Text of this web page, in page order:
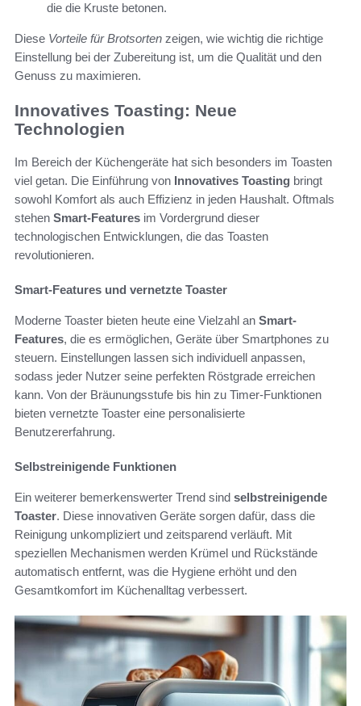
die die Kruste betonen.
Diese Vorteile für Brotsorten zeigen, wie wichtig die richtige
Einstellung bei der Zubereitung ist, um die Qualität und den
Genuss zu maximieren.
Innovatives Toasting: Neue
Technologien
Im Bereich der Küchengeräte hat sich besonders im Toasten
viel getan. Die Einführung von Innovatives Toasting bringt
sowohl Komfort als auch Effizienz in jeden Haushalt. Oftmals
stehen Smart-Features im Vordergrund dieser
technologischen Entwicklungen, die das Toasten
revolutionieren.
Smart-Features und vernetzte Toaster
Moderne Toaster bieten heute eine Vielzahl an Smart-
Features, die es ermöglichen, Geräte über Smartphones zu
steuern. Einstellungen lassen sich individuell anpassen,
sodass jeder Nutzer seine perfekten Röstgrade erreichen
kann. Von der Bräunungsstufe bis hin zu Timer-Funktionen
bieten vernetzte Toaster eine personalisierte
Benutzererfahrung.
Selbstreinigende Funktionen
Ein weiterer bemerkenswerter Trend sind selbstreinigende
Toaster. Diese innovativen Geräte sorgen dafür, dass die
Reinigung unkompliziert und zeitsparend verläuft. Mit
speziellen Mechanismen werden Krümel und Rückstände
automatisch entfernt, was die Hygiene erhöht und den
Gesamtkomfort im Küchenalltag verbessert.